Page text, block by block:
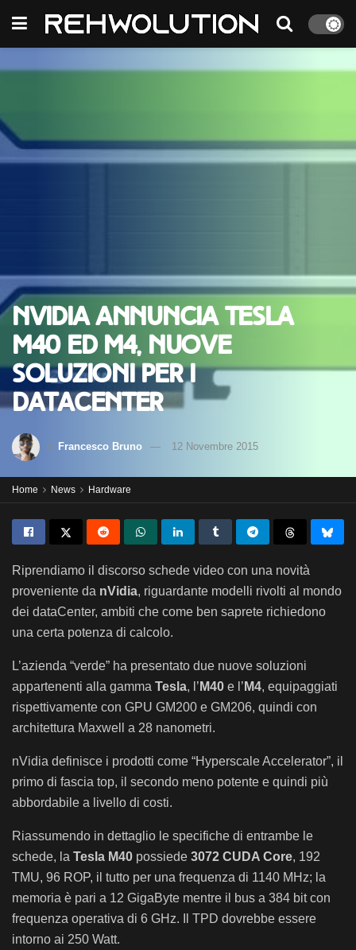
nVidia annuncia Tesla
M40 ed M4, nuove
soluzioni per i
Datacenter
di Francesco Bruno 12 Novembre 2015
Home News Hardware
Riprendiamo il discorso schede video con una novità
proveniente da nVidia, riguardante modelli rivolti al mondo
dei dataCenter, ambiti che come ben saprete richiedono
una certa potenza di calcolo.
L’azienda “verde” ha presentato due nuove soluzioni
appartenenti alla gamma Tesla, l’ M40 e l’ M4, equipaggiati
rispettivamente con GPU GM200 e GM206, quindi con
architettura Maxwell a 28 nanometri.
nVidia definisce i prodotti come “Hyperscale Accelerator”, il
primo di fascia top, il secondo meno potente e quindi più
abbordabile a livello di costi.
Riassumendo in dettaglio le specifiche di entrambe le
schede, la Tesla M40 possiede 3072 CUDA Core, 192
TMU, 96 ROP, il tutto per una frequenza di 1140 MHz; la
memoria è pari a 12 GigaByte mentre il bus a 384 bit con
frequenza operativa di 6 GHz. Il TPD dovrebbe essere
intorno ai 250 Watt.